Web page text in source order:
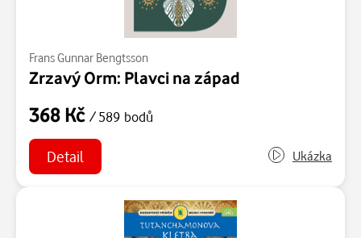
Frans Gunnar Bengtsson
Zrzavý Orm: Plavci na západ
368 Kč / 589 bodů
Detail Ukázka